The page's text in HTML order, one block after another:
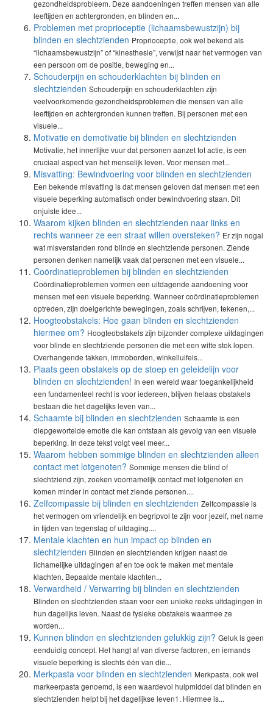
gezondheidsprobleem. Deze aandoeningen treffen mensen van alle
leeftijden en achtergronden, en blinden en...
Problemen met proprioceptie (lichaamsbewustzijn) bij
blinden en slechtzienden Proprioceptie, ook wel bekend als
“lichaamsbewustzijn” of “kinesthesie”, verwijst naar het vermogen van
een persoon om de positie, beweging en...
Schouderpijn en schouderklachten bij blinden en
slechtzienden Schouderpijn en schouderklachten zijn
veelvoorkomende gezondheidsproblemen die mensen van alle
leeftijden en achtergronden kunnen treffen. Bij personen met een
visuele...
Motivatie en demotivatie bij blinden en slechtzienden
Motivatie, het innerlijke vuur dat personen aanzet tot actie, is een
cruciaal aspect van het menselijk leven. Voor mensen met...
Misvatting: Bewindvoering voor blinden en slechtzienden
Een bekende misvatting is dat mensen geloven dat mensen met een
visuele beperking automatisch onder bewindvoering staan. Dit
onjuiste idee...
Waarom kijken blinden en slechtzienden naar links en
rechts wanneer ze een straat willen oversteken? Er zijn nogal
wat misverstanden rond blinde en slechtziende personen. Ziende
personen denken namelijk vaak dat personen met een visuele...
Coördinatieproblemen bij blinden en slechtzienden
Coördinatieproblemen vormen een uitdagende aandoening voor
mensen met een visuele beperking. Wanneer coördinatieproblemen
optreden, zijn doelgerichte bewegingen, zoals schrijven, tekenen,...
Hoogteobstakels: Hoe gaan blinden en slechtzienden
hiermee om? Hoogteobstakels zijn bijzonder complexe uitdagingen
voor blinde en slechtziende personen die met een witte stok lopen.
Overhangende takken, immoborden, winkelluifels...
Plaats geen obstakels op de stoep en geleidelijn voor
blinden en slechtzienden! In een wereld waar toegankelijkheid
een fundamenteel recht is voor iedereen, blijven helaas obstakels
bestaan die het dagelijks leven van...
Schaamte bij blinden en slechtzienden Schaamte is een
diepgewortelde emotie die kan ontstaan als gevolg van een visuele
beperking. In deze tekst volgt veel meer...
Waarom hebben sommige blinden en slechtzienden alleen
contact met lotgenoten? Sommige mensen die blind of
slechtziend zijn, zoeken voornamelijk contact met lotgenoten en
komen minder in contact met ziende personen....
Zelfcompassie bij blinden en slechtzienden Zelfcompassie is
het vermogen om vriendelijk en begripvol te zijn voor jezelf, met name
in tijden van tegenslag of uitdaging....
Mentale klachten en hun impact op blinden en
slechtzienden Blinden en slechtzienden krijgen naast de
lichamelijke uitdagingen af en toe ook te maken met mentale
klachten. Bepaalde mentale klachten...
Verwardheid / Verwarring bij blinden en slechtzienden
Blinden en slechtzienden staan voor een unieke reeks uitdagingen in
hun dagelijks leven. Naast de fysieke obstakels waarmee ze
worden...
Kunnen blinden en slechtzienden gelukkig zijn? Geluk is geen
eenduidig concept. Het hangt af van diverse factoren, en iemands
visuele beperking is slechts één van die...
Merkpasta voor blinden en slechtzienden Merkpasta, ook wel
markeerpasta genoemd, is een waardevol hulpmiddel dat blinden en
slechtzienden helpt bij het dagelijkse leven1. Hiermee is...